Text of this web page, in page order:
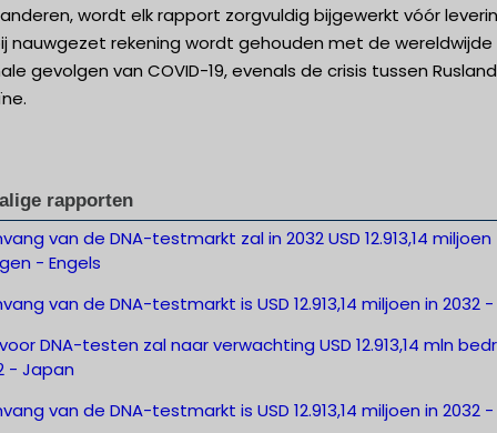
wordt elk rapport zorgvuldig bijgewerkt vóór
nauwgezet rekening wordt gehouden met de wereldwijde
gevolgen van COVID-19, evenals de crisis tussen
rapporten
van de DNA-testmarkt zal in 2032 USD 12.913,14 miljoen
- Engels
van de DNA-testmarkt is USD 12.913,14 miljoen in 2032
DNA-testen zal naar verwachting USD 12.913,14 mln
- Japan
van de DNA-testmarkt is USD 12.913,14 miljoen in 2032 -